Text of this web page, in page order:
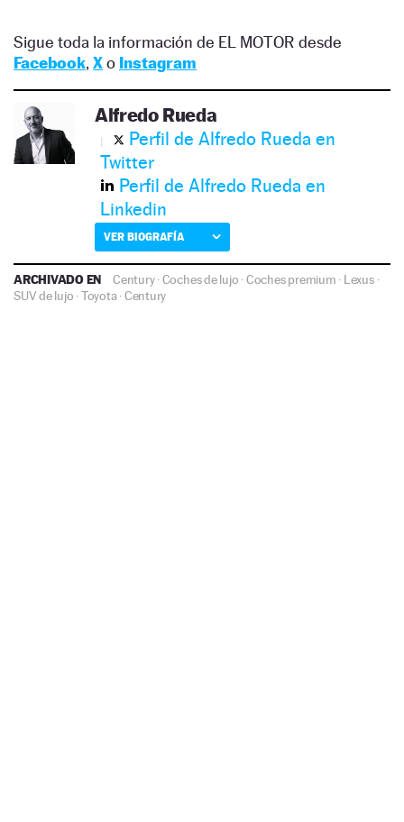
Sigue toda la información de EL MOTOR desde
Facebook, Xo Instagram
Alfredo Rueda
Perfil de Alfredo Rueda en
Twitter
Perfil de Alfredo Rueda en
Linkedin
VER BIOGRAFÍA
ARCHIVADO EN Century·Coches de lujo ·Coches premium · Lexus·
SUV de lujo ·Toyota·Century